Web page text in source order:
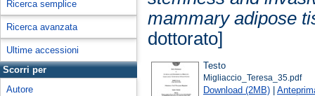
Ricerca semplice
Ricerca avanzata
Ultime accessioni
Scorri per
Autore
mammary adipose
dottorato]
Testo
Migliaccio_Teresa_35.pdf
Download (2MB) |